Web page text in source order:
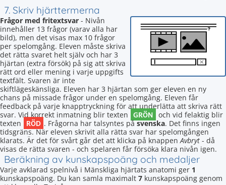
7. Skriv hjärttermerna
Frågor med fritextsvar - Nivån
innehåller 13 frågor (varav alla har
bild), men det visas max 10 frågor
per spelomgång. Eleven måste skriva
det rätta svaret helt själv och har 3
hjärtan (extra försök) på sig att skriva
rätt ord eller mening i varje uppgifts
textfält. Svaren är inte
skiftlägeskänsliga. Eleven har 3 hjärtan som ger eleven en ny
chans på missade frågor under en spelomgång. Eleven får
feedback på varje knapptryckning för att underlätta att skriva rätt
svar. Vid korrekt inmatning blir texten GRÖN och vid felaktig blir
texten
RÖD . Frågorna har talsyntes påsvenska. Det finns ingen
tidsgräns. När eleven skrivit alla rätta svar har spelomgången
klarats. Är det för svårt går det att klicka på knappenAvbryt - då
visas de rätta svaren - och spelaren får försöka klara nivån igen.
Beräkning av kunskapspoäng och medaljer
Varje avklarad spelnivå i Mänskliga hjärtats anatomi ger 1
kunskapspoäng. Du kan samla maximalt 7 kunskapspoäng genom